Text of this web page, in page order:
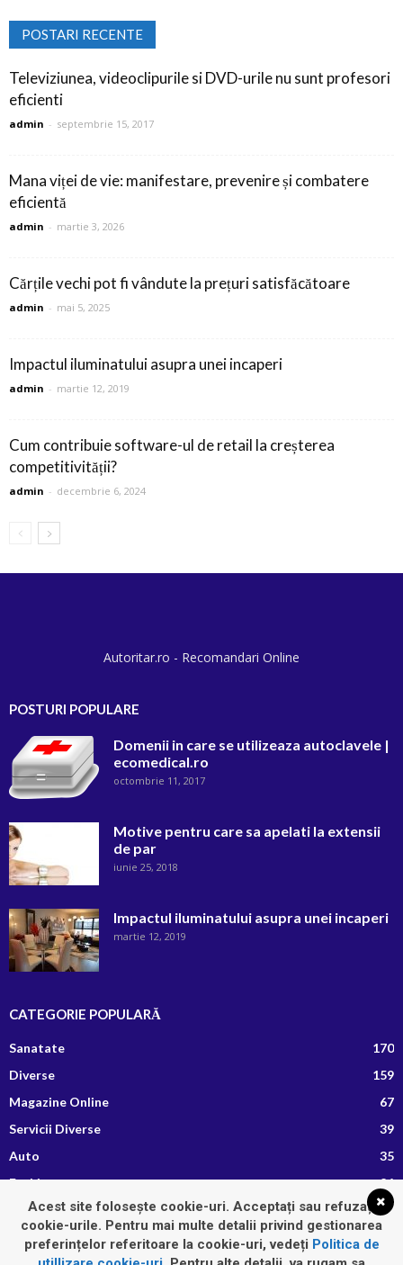
POSTARI RECENTE
Televiziunea, videoclipurile si DVD-urile nu sunt profesori
eficienti
admin - septembrie 15, 2017
Mana viței de vie: manifestare, prevenire și combatere
eficientă
admin - martie 3, 2026
Cărțile vechi pot fi vândute la prețuri satisfăcătoare
admin - mai 5, 2025
Impactul iluminatului asupra unei incaperi
admin - martie 12, 2019
Cum contribuie software-ul de retail la creșterea
competitivității?
admin - decembrie 6, 2024
Autoritar.ro - Recomandari Online
POSTURI POPULARE
Domenii in care se utilizeaza autoclavele |
ecomedical.ro
octombrie 11, 2017
Motive pentru care sa apelati la extensii
de par
iunie 25, 2018
Impactul iluminatului asupra unei incaperi
martie 12, 2019
CATEGORIE POPULARĂ
Sanatate
170
Diverse
159
Magazine Online
67
Servicii Diverse
39
Auto
35
Fashion
26
Afaceri si Finante
13
Retete Culinare
Acest site folosește cookie-uri. Acceptați sau refuzați
cookie-urile. Pentru mai multe detalii privind gestionarea
preferințelor referitoare la cookie-uri, vedeți Politica de